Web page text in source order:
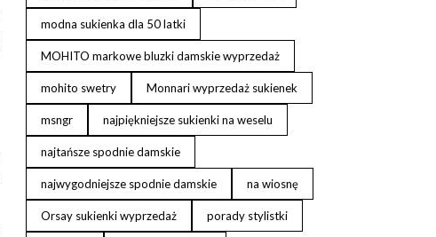
modna sukienka dla 50 latki
MOHITO markowe bluzki damskie wyprzedaż
mohito swetry Monnari wyprzedaż sukienek
msngr najpiękniejsze sukienki na weselu
najtańsze spodnie damskie
najwygodniejsze spodnie damskie na wiosnę
Orsay sukienki wyprzedaż porady stylistki